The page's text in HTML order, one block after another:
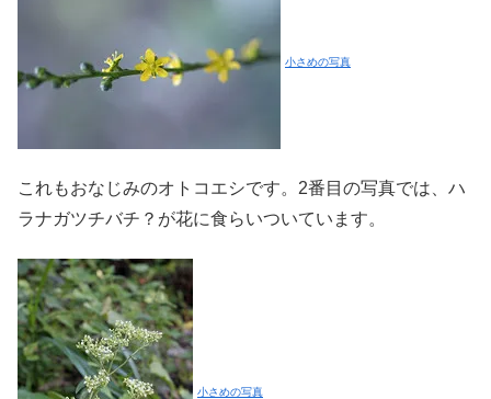
小さめの写真
これもおなじみのオトコエシです。2番目の写真では、ハ
ラナガツチバチ？が花に食らいついています。
小さめの写真